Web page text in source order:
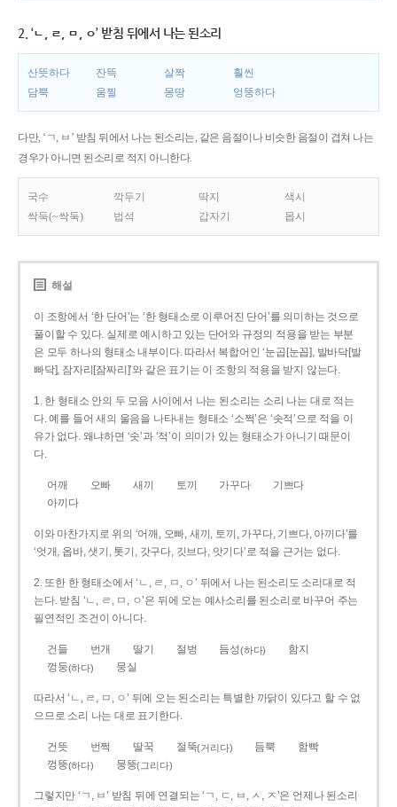
2. ‘ㄴ, ㄹ, ㅁ, ㅇ’ 받침 뒤에서 나는 된소리
산뜻하다 잔뜩 살짝
훨씬
담뿍
움찔 몽땅 엉뚱하다
다만, ‘ㄱ, ㅂ’ 받침 뒤에서 나는 된소리는, 같은 음절이나 비슷한 음절이 겹쳐 나는
경우가 아니면 된소리로 적지 아니한다.
국수 깍두기 딱지
색시
싹둑(~싹둑)
법석 갑자기 몹시
해설
이 조항에서 ‘한 단어’는 ‘한 형태소로 이루어진 단어’를 의미하는 것으로
풀이할 수 있다. 실제로 예시하고 있는 단어와 규정의 적용을 받는 부분
은 모두 하나의 형태소 내부이다. 따라서 복합어인 ‘눈곱[눈꼽], 발바닥[발
빠닥], 잠자리[잠짜리]’와 같은 표기는 이 조항의 적용을 받지 않는다.
1. 한 형태소 안의 두 모음 사이에서 나는 된소리는 소리 나는 대로 적는
다. 예를 들어 새의 울음을 나타내는 형태소 ‘소쩍’은 ‘솟적’으로 적을 이
유가 없다. 왜냐하면 ‘솟’과 ‘적’이 의미가 있는 형태소가 아니기 때문이
다.
어깨 오빠 새끼 토끼 가꾸다
기쁘다
아끼다
이와 마찬가지로 위의 ‘어깨, 오빠, 새끼, 토끼, 가꾸다, 기쁘다, 아끼다’를
‘엇개, 옵바, 샛기, 톳기, 갓구다, 깃브다, 앗기다’로 적을 근거는 없다.
2. 또한 한 형태소에서 ‘ㄴ, ㄹ, ㅁ, ㅇ’ 뒤에서 나는 된소리도 소리대로 적
는다. 받침 ‘ㄴ, ㄹ, ㅁ, ㅇ’은 뒤에 오는 예사소리를 된소리로 바꾸어 주는
필연적인 조건이 아니다.
건들 번개 딸기 절벙 듬성(하다)
함지
껑둥(하다) 뭉실
따라서 ‘ㄴ, ㄹ, ㅁ, ㅇ’ 뒤에 오는 된소리는 특별한 까닭이 있다고 할 수 없
으므로 소리 나는 대로 표기한다.
건뜻 번쩍 딸꾹 절뚝(거리다) 듬뿍
함빡
껑뚱(하다) 뭉뚱(그리다)
그렇지만 ‘ㄱ, ㅂ’ 받침 뒤에 연결되는 ‘ㄱ, ㄷ, ㅂ, ㅅ, ㅈ’은 언제나 된소리